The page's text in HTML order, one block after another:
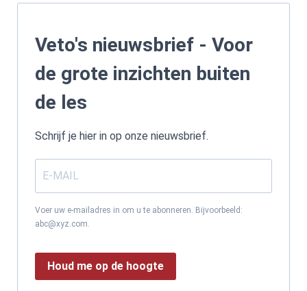
Veto's nieuwsbrief - Voor
de grote inzichten buiten
de les
Schrijf je hier in op onze nieuwsbrief.
Voer uw e-mailadres in om u te abonneren. Bijvoorbeeld:
abc@xyz.com.
Houd me op de hoogte